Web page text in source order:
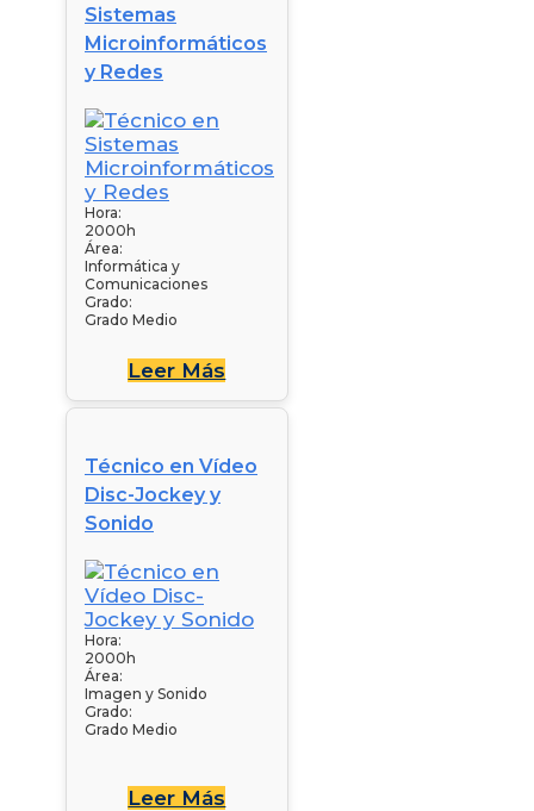
Sistemas
Microinformáticos
y Redes
Hora:
2000h
Área:
Informática y
Comunicaciones
Grado:
Grado Medio
Leer Más
Técnico en Vídeo
Disc-Jockey y
Sonido
Hora:
2000h
Área:
Imagen y Sonido
Grado:
Grado Medio
Leer Más